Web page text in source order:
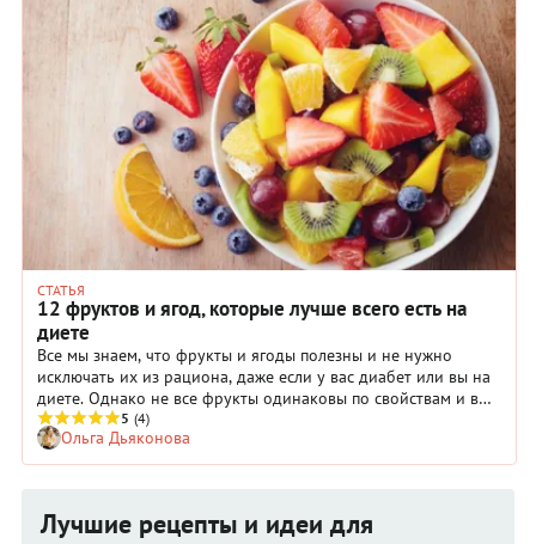
СТАТЬЯ
12 фруктов и ягод, которые лучше всего есть на
диете
Все мы знаем, что фрукты и ягоды полезны и не нужно
исключать их из рациона, даже если у вас диабет или вы на
диете. Однако не все фрукты одинаковы по свойствам и в
некоторых содержится больше сахара. Рассказываем, какие
фрукты не будут повышать уровень глюкозы в крови и
оптимальны для питания на диете.
5 (4)
Ольга Дьяконова
Лучшие рецепты и идеи для